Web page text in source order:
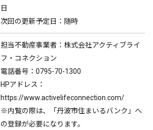
日
次回の更新予定日：随時
担当不動産事業者：株式会社アクティブライ
フ・コネクション
電話番号：0795-70-1300
HPアドレス：
https://www.activelifeconnection.com/
※内覧の際は、「丹波市住まいるバンク」へ
の登録が必要になります。